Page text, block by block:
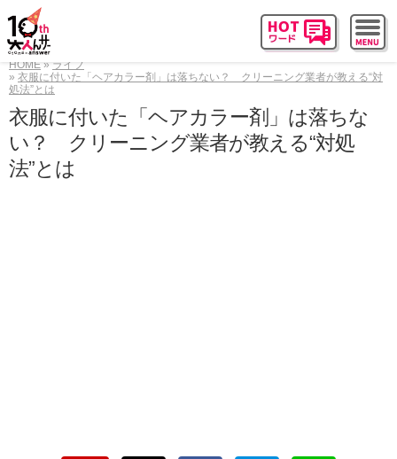
HOME
ライフ
衣服に付いた「ヘアカラー剤」は落ちない？ クリーニング業者が教える“対
処法”とは
衣服に付いた「ヘアカラー剤」は落ちな
い？ クリーニング業者が教える“対処
法”とは